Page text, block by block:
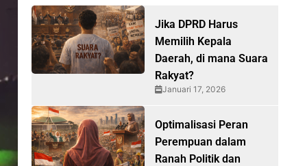
Jika DPRD Harus
Memilih Kepala
Daerah, di mana Suara
Rakyat?
Januari 17, 2026
Optimalisasi Peran
Perempuan dalam
Ranah Politik dan